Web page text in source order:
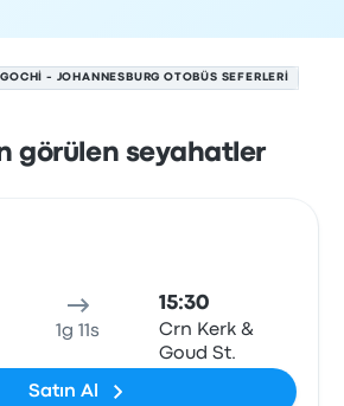
- JOHANNESBURG OTOBÜS SEFERLERI
görülen seyahatler
1g 11s
15:30
Crn Kerk &
Goud St.
Satın Al